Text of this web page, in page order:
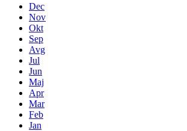
Dec
Nov
Okt
Sep
Avg
Jul
Jun
Maj
Apr
Mar
Feb
Jan